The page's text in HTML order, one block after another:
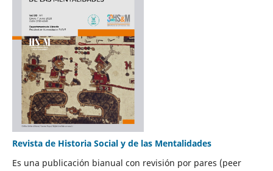
Revista de Historia Social y de las Mentalidades
Es una publicación bianual con revisión por pares (peer